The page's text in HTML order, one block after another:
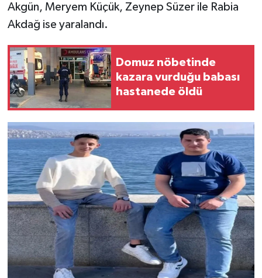
Akgün, Meryem Küçük, Zeynep Süzer ile Rabia
Akdağ ise yaralandı.
Domuz nöbetinde
kazara vurduğu babası
hastanede öldü